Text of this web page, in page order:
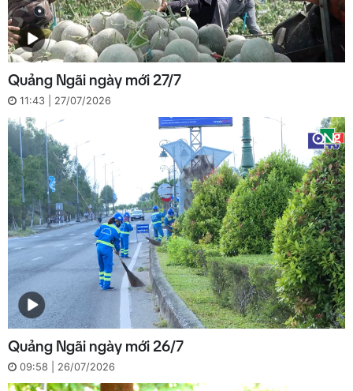
Quảng Ngãi ngày mới 27/7
11:43 | 27/07/2026
Quảng Ngãi ngày mới 26/7
09:58 | 26/07/2026